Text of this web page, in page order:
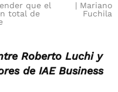
que el
total de
Mariano
Fuchila
Roberto Luchi y
de IAE Business